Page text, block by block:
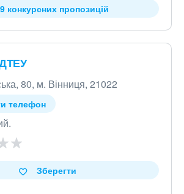
конкурсних пропозицій
80, м. Вінниця, 21022
телефон
Зберегти